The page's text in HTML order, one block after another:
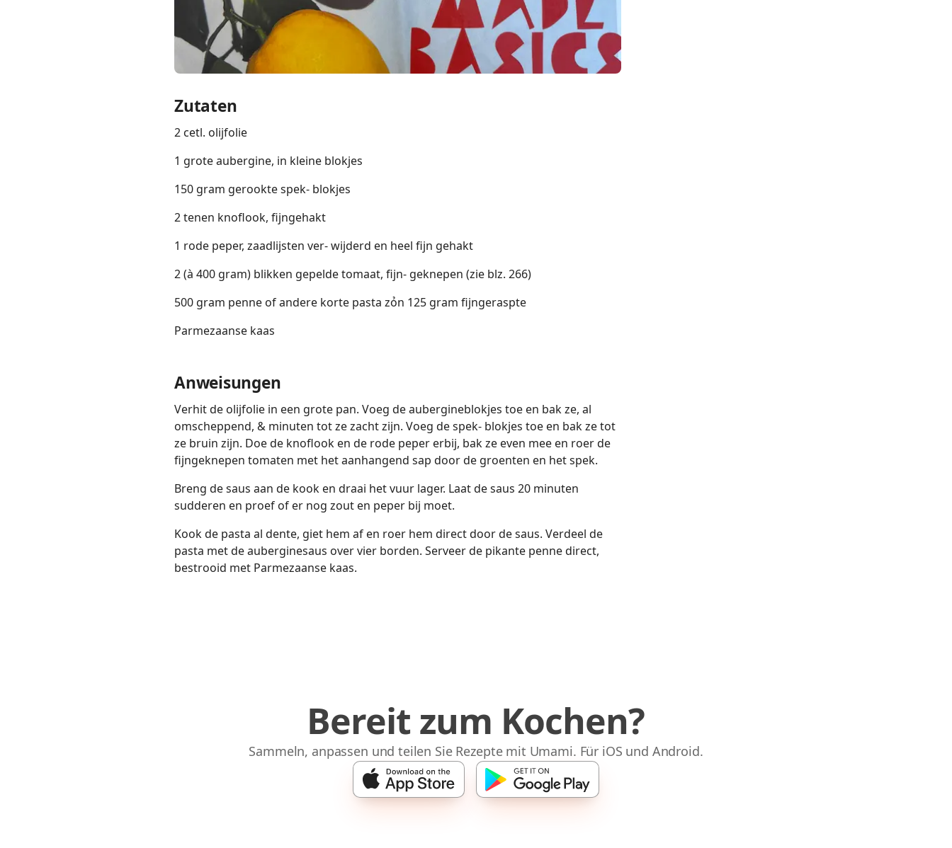
Zutaten
2 cetl. olijfolie
1 grote aubergine, in kleine blokjes
150 gram gerookte spek- blokjes
2 tenen knoflook, fijngehakt
1 rode peper, zaadlijsten ver- wijderd en heel fijn gehakt
2 (à 400 gram) blikken gepelde tomaat, fijn- geknepen (zie blz. 266)
500 gram penne of andere korte pasta zỏn 125 gram fijngeraspte
Parmezaanse kaas
Anweisungen
Verhit de olijfolie in een grote pan. Voeg de aubergineblokjes toe en bak ze, al
omscheppend, & minuten tot ze zacht zijn. Voeg de spek- blokjes toe en bak ze tot
ze bruin zijn. Doe de knoflook en de rode peper erbij, bak ze even mee en roer de
fijngeknepen tomaten met het aanhangend sap door de groenten en het spek.
Breng de saus aan de kook en draai het vuur lager. Laat de saus 20 minuten
sudderen en proef of er nog zout en peper bij moet.
Kook de pasta al dente, giet hem af en roer hem direct door de saus. Verdeel de
pasta met de auberginesaus over vier borden. Serveer de pikante penne direct,
bestrooid met Parmezaanse kaas.
Bereit zum Kochen?
Sammeln, anpassen und teilen Sie Rezepte mit Umami. Für iOS und Android.